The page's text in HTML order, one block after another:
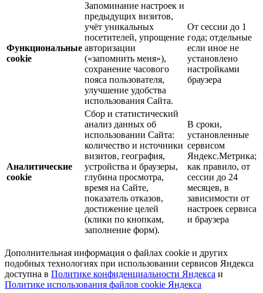
Функциональные
cookie
Запоминание настроек и
предыдущих визитов,
учёт уникальных
посетителей, упрощение
авторизации
(«запомнить меня»),
сохранение часового
пояса пользователя,
улучшение удобства
использования Сайта.
От сессии до 1
года; отдельные
если иное не
установлено
настройками
браузера
Аналитические
cookie
Сбор и статистический
анализ данных об
использовании Сайта:
количество и источники
визитов, география,
устройства и браузеры,
глубина просмотра,
время на Сайте,
показатель отказов,
достижение целей
(клики по кнопкам,
заполнение форм).
В сроки,
установленные
сервисом
Яндекс.Метрика;
как правило, от
сессии до 24
месяцев, в
зависимости от
настроек сервиса
и браузера
Дополнительная информация о файлах cookie и других
подобных технологиях при использовании сервисов Яндекса
доступна в Политике конфиденциальности Яндекса и
Политике использования файлов cookie Яндекса